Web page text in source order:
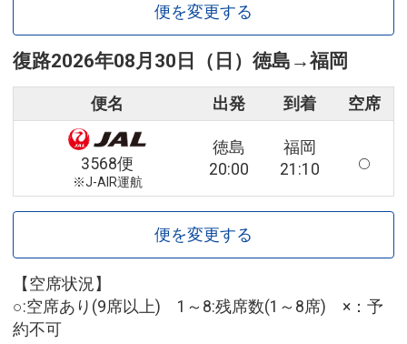
便を変更する
復路2026年08月30日（日） 徳島 →福岡
便名 出発 到着 空席
3568便
※J-AIR運航
徳島
20:00
福岡
21:10
便を変更する
【空席状況】
○:空席あり(9席以上) 1～8:残席数(1～8席) ×：予
約不可